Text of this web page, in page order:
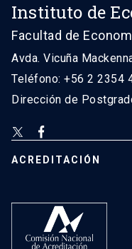
Instituto de
Facultad de
Avda. Vicuña
Teléfono: +56 2 2354
Dirección de
ACREDITACIÓN